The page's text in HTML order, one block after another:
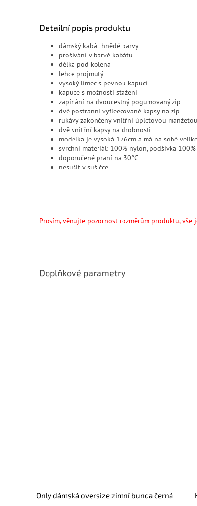
Detailní popis produktu
dámský kabát hnědé barvy
prošívání v barvě kabátu
délka pod kolena
lehce projmutý
vysoký límec s pevnou kapucí
kapuce s možností stažení
zapínání na dvoucestný pogumovaný zip
dvě postranní vyfleecované kapsy na zip
rukávy zakončeny vnitřní úpletovou manžetou
dvě vnitřní kapsy na drobnosti
modelka je vysoká 176cm a má na sobě
svrchní materiál: 100% nylon, podšívka
doporučené praní na 30°C
nesušit v sušičce
Prosím, věnujte pozornost rozměrům produktu,
Doplňkové parametry
Only dámská oversize zimní bunda černá